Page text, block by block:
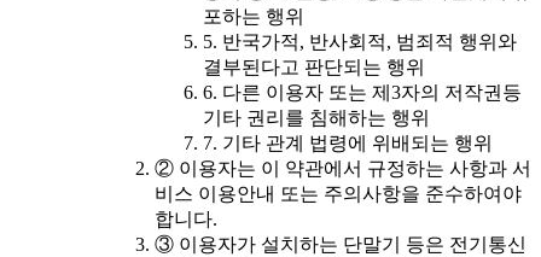
포하는 행위
5. 반국가적, 반사회적, 범죄적 행위와
결부된다고 판단되는 행위
6. 다른 이용자 또는 제3자의 저작권등
기타 권리를 침해하는 행위
7. 기타 관계 법령에 위배되는 행위
② 이용자는 이 약관에서 규정하는 사항과 서
비스 이용안내 또는 주의사항을 준수하여야
합니다.
③ 이용자가 설치하는 단말기 등은 전기통신